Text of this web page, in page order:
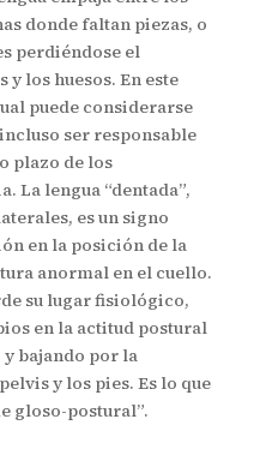
donde faltan piezas, o
perdiéndose el
los huesos. En este
puede considerarse
ser responsable
plazo de los
La lengua “dentada”,
es un signo
en la posición de la
anormal en el cuello.
su lugar fisiológico,
en la actitud postural
bajando por la
y los pies. Es lo que
gloso-postural”.